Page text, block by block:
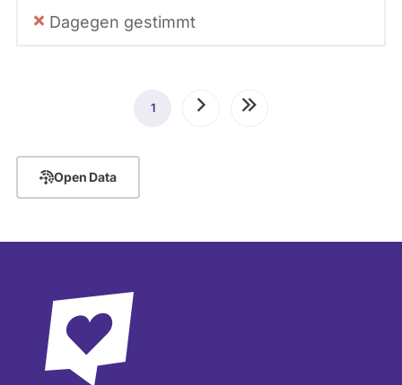
Dagegen gestimmt
Seitennummerierung
Aktuelle
1 NächsteLetzte
Open Data